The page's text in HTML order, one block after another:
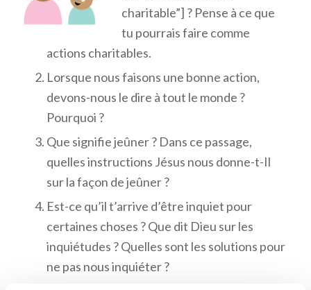
charitable”] ? Pense à ce que
tu pourrais faire comme
actions charitables.
Lorsque nous faisons une bonne action,
devons-nous le dire à tout le monde ?
Pourquoi ?
Que signifie jeûner ? Dans ce passage,
quelles instructions Jésus nous donne-t-Il
sur la façon de jeûner ?
Est-ce qu’il t’arrive d’être inquiet pour
certaines choses ? Que dit Dieu sur les
inquiétudes ? Quelles sont les solutions pour
ne pas nous inquiéter ?